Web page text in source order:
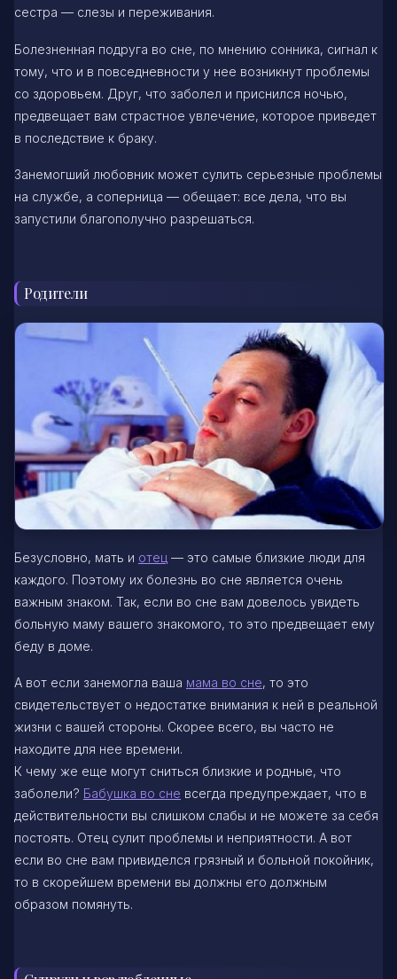
сестра — слезы и переживания.
Болезненная подруга во сне, по мнению сонника, сигнал к
тому, что и в повседневности у нее возникнут проблемы
со здоровьем. Друг, что заболел и приснился ночью,
предвещает вам страстное увлечение, которое приведет
в последствие к браку.
Занемогший любовник может сулить серьезные проблемы
на службе, а соперница — обещает: все дела, что вы
запустили благополучно разрешаться.
Родители
Безусловно, мать и отец — это самые близкие люди для
каждого. Поэтому их болезнь во сне является очень
важным знаком. Так, если во сне вам довелось увидеть
больную маму вашего знакомого, то это предвещает ему
беду в доме.
А вот если занемогла ваша мама во сне, то это
свидетельствует о недостатке внимания к ней в реальной
жизни с вашей стороны. Скорее всего, вы часто не
находите для нее времени.
К чему же еще могут сниться близкие и родные, что
заболели? Бабушка во сне всегда предупреждает, что в
действительности вы слишком слабы и не можете за себя
постоять. Отец сулит проблемы и неприятности. А вот
если во сне вам привиделся грязный и больной покойник,
то в скорейшем времени вы должны его должным
образом помянуть.